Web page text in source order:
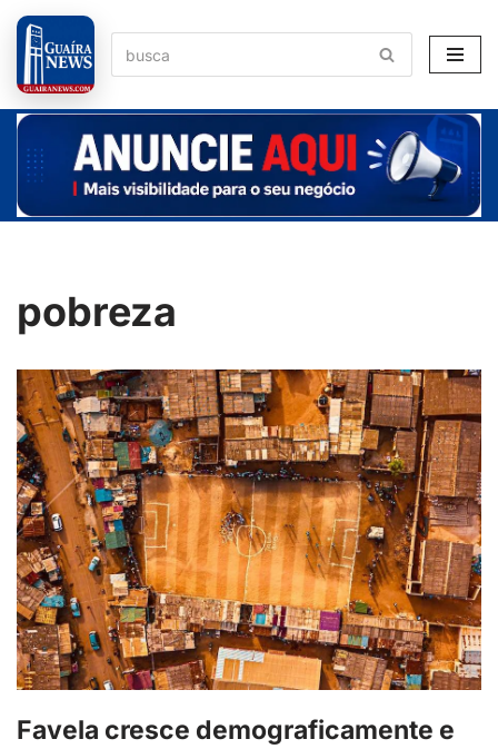
Pular
para
o
conteúdo
pobreza
Favela cresce demograficamente e